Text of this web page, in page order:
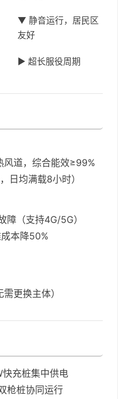
▼ 静音运行，居民区
友好
▶ 超长服役周期
风道，综合能效≥99%
日均满载8小时）
障（支持4G/5G）
本降50%
更换主体）
快充桩集中供电
枪桩协同运行